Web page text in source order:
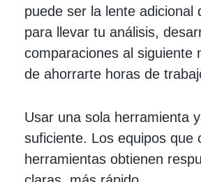
puede ser la lente adicional
para llevar tu análisis,
comparaciones al siguiente
de ahorrarte horas de
Usar una sola herramienta
suficiente. Los equipos que
herramientas obtienen